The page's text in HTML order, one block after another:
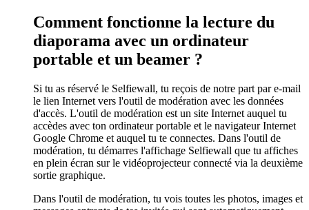
Comment fonctionne la lecture du
diaporama avec un ordinateur
portable et un beamer ?
Si tu as réservé le Selfiewall, tu reçois de notre part par e-mail
le lien Internet vers l'outil de modération avec les données
d'accès. L'outil de modération est un site Internet auquel tu
accèdes avec ton ordinateur portable et le navigateur Internet
Google Chrome et auquel tu te connectes. Dans l'outil de
modération, tu démarres l'affichage Selfiewall que tu affiches
en plein écran sur le vidéoprojecteur connecté via la deuxième
sortie graphique.
Dans l'outil de modération, tu vois toutes les photos, images et